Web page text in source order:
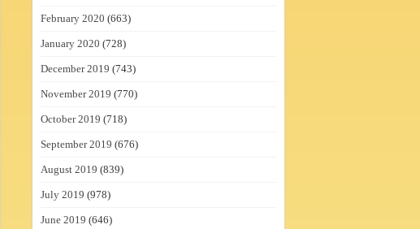
February 2020 (663)
January 2020 (728)
December 2019 (743)
November 2019 (770)
October 2019 (718)
September 2019 (676)
August 2019 (839)
July 2019 (978)
June 2019 (646)